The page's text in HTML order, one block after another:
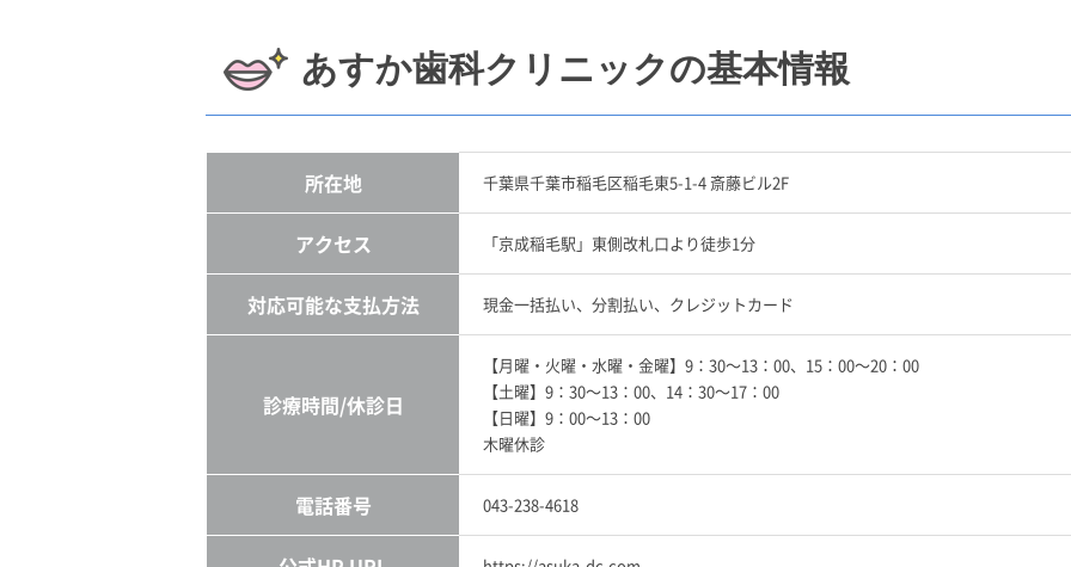
あすか歯科クリニックの基本情報
所在地 千葉県千葉市稲毛区稲毛東5-1-4 斎藤ビル2F
アクセス 「京成稲毛駅」東側改札口より徒歩1分
対応可能な支払方法 現金一括払い、分割払い、クレジットカード
診療時間/休診日
【月曜・火曜・水曜・金曜】9：30〜13：00、15：00〜20：00
【土曜】9：30〜13：00、14：30〜17：00
【日曜】9：00〜13：00
木曜休診
電話番号 043-238-4618